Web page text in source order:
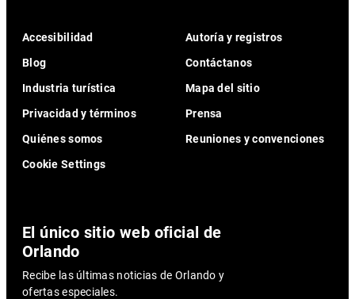
Accesibilidad
Autoría y registros
Blog
Contáctanos
Industria turística
Mapa del sitio
Privacidad y términos
Prensa
Quiénes somos
Reuniones y convenciones
Cookie Settings
El único sitio web oficial de
Orlando
Recibe las últimas noticias de Orlando y
ofertas especiales.